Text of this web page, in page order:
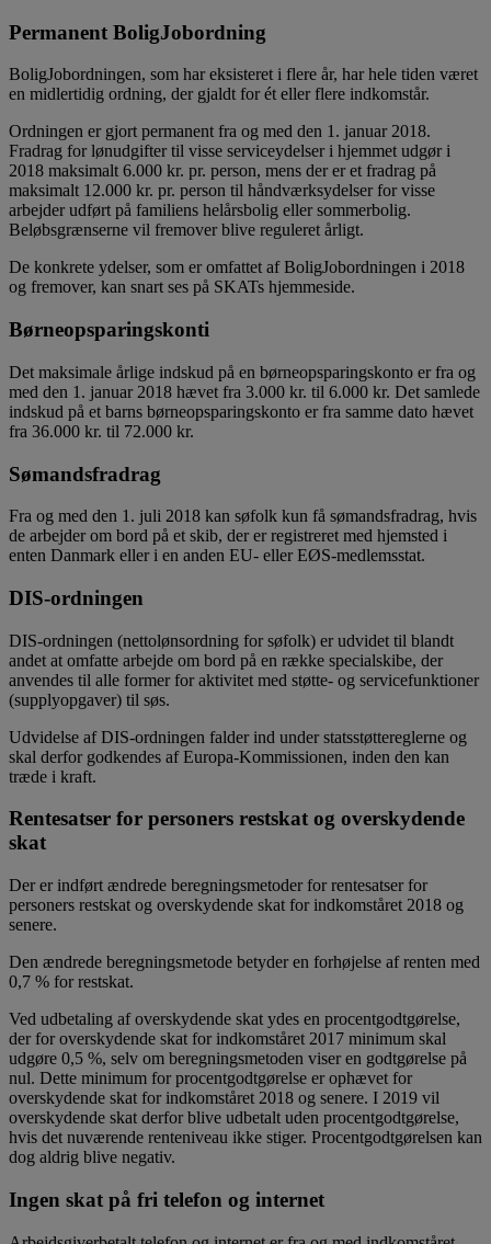
Permanent BoligJobordning
BoligJobordningen, som har eksisteret i flere år, har hele tiden været
en midlertidig ordning, der gjaldt for ét eller flere indkomstår.
Ordningen er gjort permanent fra og med den 1. januar 2018.
Fradrag for lønudgifter til visse serviceydelser i hjemmet udgør i
2018 maksimalt 6.000 kr. pr. person, mens der er et fradrag på
maksimalt 12.000 kr. pr. person til håndværksydelser for visse
arbejder udført på familiens helårsbolig eller sommerbolig.
Beløbsgrænserne vil fremover blive reguleret årligt.
De konkrete ydelser, som er omfattet af BoligJobordningen i 2018
og fremover, kan snart ses på SKATs hjemmeside.
Børneopsparingskonti
Det maksimale årlige indskud på en børneopsparingskonto er fra og
med den 1. januar 2018 hævet fra 3.000 kr. til 6.000 kr. Det samlede
indskud på et barns børneopsparingskonto er fra samme dato hævet
fra 36.000 kr. til 72.000 kr.
Sømandsfradrag
Fra og med den 1. juli 2018 kan søfolk kun få sømandsfradrag, hvis
de arbejder om bord på et skib, der er registreret med hjemsted i
enten Danmark eller i en anden EU- eller EØS-medlemsstat.
DIS-ordningen
DIS-ordningen (nettolønsordning for søfolk) er udvidet til blandt
andet at omfatte arbejde om bord på en række specialskibe, der
anvendes til alle former for aktivitet med støtte- og servicefunktioner
(supplyopgaver) til søs.
Udvidelse af DIS-ordningen falder ind under statsstøttereglerne og
skal derfor godkendes af Europa-Kommissionen, inden den kan
træde i kraft.
Rentesatser for personers restskat og overskydende
skat
Der er indført ændrede beregningsmetoder for rentesatser for
personers restskat og overskydende skat for indkomståret 2018 og
senere.
Den ændrede beregningsmetode betyder en forhøjelse af renten med
0,7 % for restskat.
Ved udbetaling af overskydende skat ydes en procentgodtgørelse,
der for overskydende skat for indkomståret 2017 minimum skal
udgøre 0,5 %, selv om beregningsmetoden viser en godtgørelse på
nul. Dette minimum for procentgodtgørelse er ophævet for
overskydende skat for indkomståret 2018 og senere. I 2019 vil
overskydende skat derfor blive udbetalt uden procentgodtgørelse,
hvis det nuværende renteniveau ikke stiger. Procentgodtgørelsen kan
dog aldrig blive negativ.
Ingen skat på fri telefon og internet